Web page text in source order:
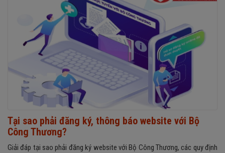
Tại sao phải đăng ký, thông báo website với Bộ
Công Thương?
Giải đáp tại sao phải đăng ký website với Bộ Công Thương, các quy định